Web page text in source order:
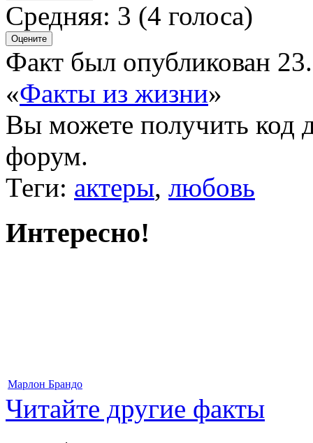
Средняя: 3 (4 голоса)
Факт был опубликован
«Факты из жизни»
Вы можете получить код
форум.
Теги: актеры, любовь
Интересно!
Марлон Брандо
Читайте другие факты